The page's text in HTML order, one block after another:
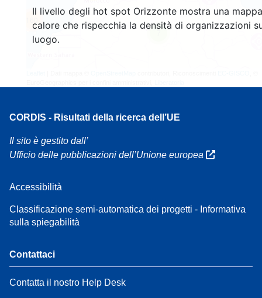
Il livello degli hot spot Orizzonte mostra una
calore che rispecchia la densità di organizzazioni
luogo.
7
CORDIS - Risultati della ricerca dell’UE
Il sito è gestito dall’
Ufficio delle pubblicazioni dell’Unione europea
Accessibilità
Classificazione semi-automatica dei progetti - Informativa
sulla spiegabilità
Contattaci
Contatta il nostro Help Desk